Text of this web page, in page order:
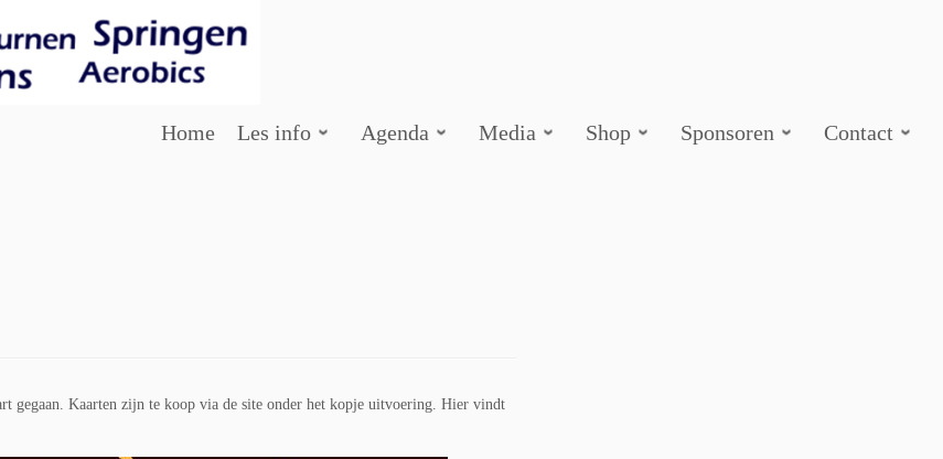
Home Les info Agenda Media Shop Sponsoren Contact
gegaan. Kaarten zijn te koop via de site onder het kopje uitvoering. Hier vindt